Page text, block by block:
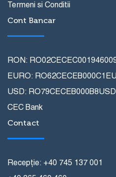
Termeni si Conditii
Cont Bancar
RON:
EURO:
USD:
CEC Bank
Contact
Recepție: +40 745 137 001